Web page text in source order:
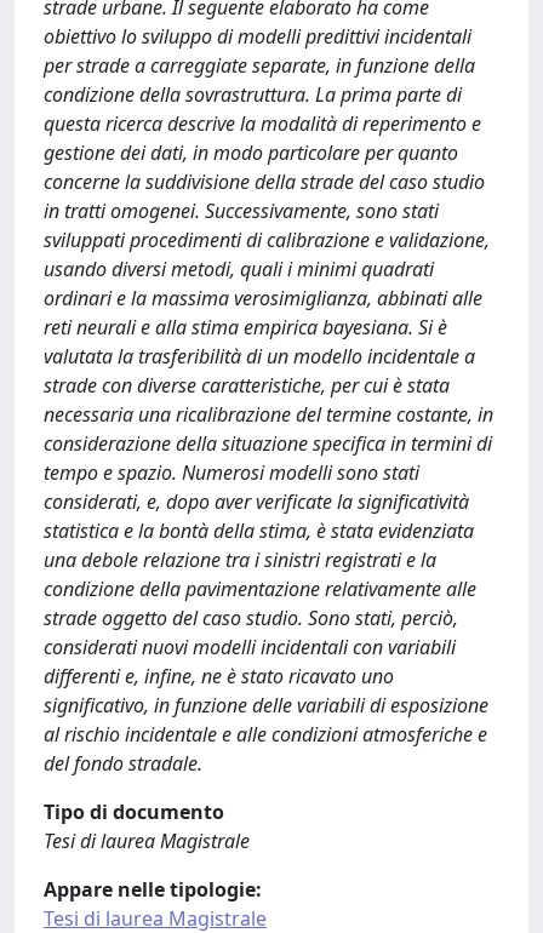
strade urbane. Il seguente elaborato ha come
obiettivo lo sviluppo di modelli predittivi incidentali
per strade a carreggiate separate, in funzione della
condizione della sovrastruttura. La prima parte di
questa ricerca descrive la modalità di reperimento e
gestione dei dati, in modo particolare per quanto
concerne la suddivisione della strade del caso studio
in tratti omogenei. Successivamente, sono stati
sviluppati procedimenti di calibrazione e validazione,
usando diversi metodi, quali i minimi quadrati
ordinari e la massima verosimiglianza, abbinati alle
reti neurali e alla stima empirica bayesiana. Si è
valutata la trasferibilità di un modello incidentale a
strade con diverse caratteristiche, per cui è stata
necessaria una ricalibrazione del termine costante, in
considerazione della situazione specifica in termini di
tempo e spazio. Numerosi modelli sono stati
considerati, e, dopo aver verificate la significatività
statistica e la bontà della stima, è stata evidenziata
una debole relazione tra i sinistri registrati e la
condizione della pavimentazione relativamente alle
strade oggetto del caso studio. Sono stati, perciò,
considerati nuovi modelli incidentali con variabili
differenti e, infine, ne è stato ricavato uno
significativo, in funzione delle variabili di esposizione
al rischio incidentale e alle condizioni atmosferiche e
del fondo stradale.
Tipo di documento
Tesi di laurea Magistrale
Appare nelle tipologie:
Tesi di laurea Magistrale